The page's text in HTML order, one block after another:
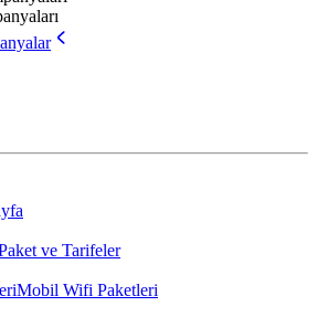
ve Tarifeler
Mobil Wifi Paketleri